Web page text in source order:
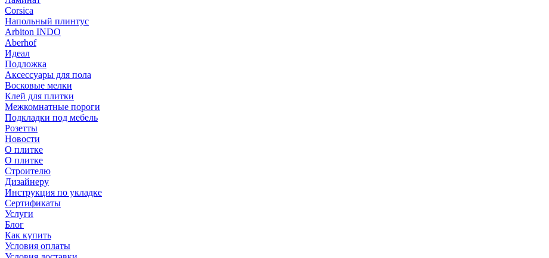
Corsica
Напольный плинтус
Arbiton INDO
Aberhof
Идеал
Подложка
Аксессуары для пола
Восковые мелки
Клей для плитки
Межкомнатные пороги
Подкладки под мебель
Розетты
Новости
О плитке
О плитке
Строителю
Дизайнеру
Инструкция по укладке
Сертификаты
Услуги
Блог
Как купить
Условия оплаты